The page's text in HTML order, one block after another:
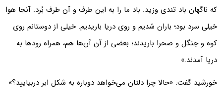
که ناگهان باد تندی وزید. باد ما را به این طرف و آن طرف بُرد. آنجا هوا
خیلی سرد بود؛ باران شدیم و روی دریا باریدیم. خیلی از دوستانم روی
کوه و جنگل و صحرا باریدند؛ بعضی از آن آن‌ها هم، همراه رودها به
دریا آمدند.»
خورشید گفت: «حالا چرا دلتان می‌خواهد دوباره به شکل ابر دربیایید؟»